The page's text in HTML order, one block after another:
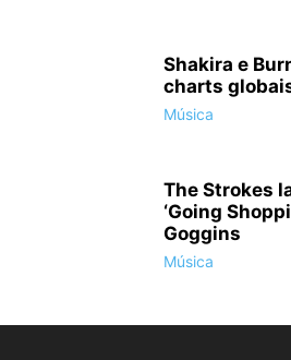
Shakira e
charts globais
Música
The Strokes
‘Going
Goggins
Música